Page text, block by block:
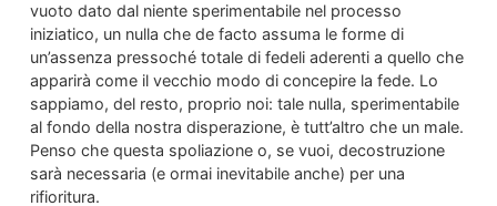
vuoto dato dal niente sperimentabile nel processo
iniziatico, un nulla che de facto assuma le forme di
un’assenza pressoché totale di fedeli aderenti a quello che
apparirà come il vecchio modo di concepire la fede. Lo
sappiamo, del resto, proprio noi: tale nulla, sperimentabile
al fondo della nostra disperazione, è tutt’altro che un male.
Penso che questa spoliazione o, se vuoi, decostruzione
sarà necessaria (e ormai inevitabile anche) per una
rifioritura.